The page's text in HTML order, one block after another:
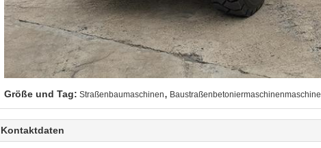
Größe und Tag: Straßenbaumaschinen, Baustraßenbetoniermaschinenmaschine
Kontaktdaten